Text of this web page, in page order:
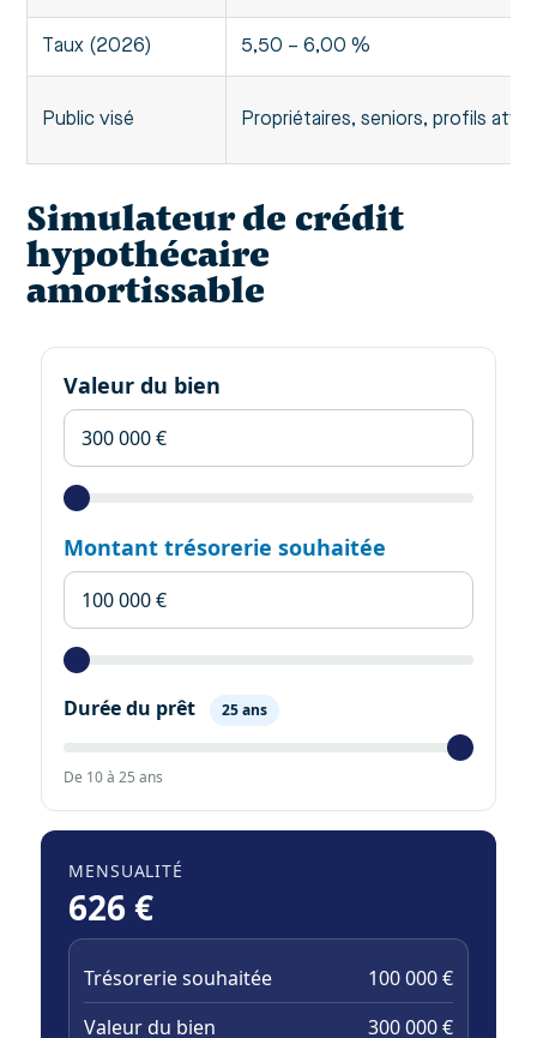
Taux (2026) 5,50 – 6,00 %
Public visé Propriétaires, seniors, profils
Simulateur de crédit
hypothécaire
amortissable
Valeur du bien
Montant trésorerie souhaitée
Durée du prêt 25 ans
De 10 à 25 ans
MENSUALITÉ
626 €
Trésorerie souhaitée
100 000 €
Valeur du bien
300 000 €